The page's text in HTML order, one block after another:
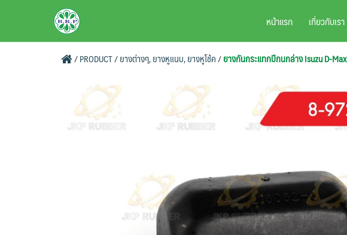
BRPAUTO.COM หน้าแรก เกี่ยวกับเรา
/PRODUCT/ยางต่างๆ, ยางหูแนบ, ยางหูโช้ค/ยางกันกระแทกปีกนกล่าง Isuzu D-Max